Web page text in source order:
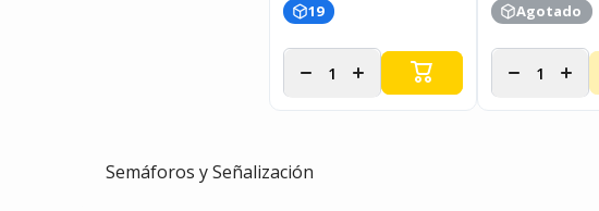
19
cantidad
Aumentar
cantidad
para
Agotado
cantidad
para
Semáforos y Señalización